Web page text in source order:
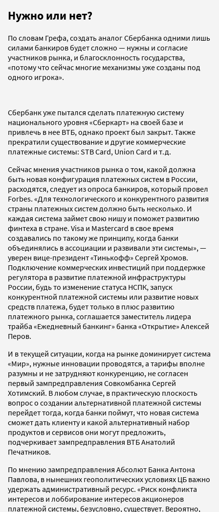
Нужно или нет?
По словам Грефа, создать аналог Сбербанка одними лишь
силами банкиров будет сложно — нужны и согласие
участников рынка, и благосклонность государства,
«потому что сейчас многие механизмы уже созданы под
одного игрока».
Сбербанк уже пытался сделать платежную систему
национального уровня «Сберкарт» на своей базе и
привлечь в нее ВТБ, однако проект был закрыт. Также
прекратили существование и другие коммерческие
платежные системы: STB Card, Union Card и т.д.
Сейчас мнения участников рынка о том, какой должна
быть новая конфигурация платежных систем в России,
расходятся, следует из опроса банкиров, который провел
Forbes. «Для технологического и конкурентного развития
страны платежных систем должно быть несколько. И
каждая система займет свою нишу и поможет развитию
финтеха в стране. Visa и Mastercard в свое время
создавались по такому же принципу, когда банки
объединялись в ассоциации и развивали эти системы», —
уверен вице-президент «Тинькофф» Сергей Хромов.
Подключение коммерческих инвестиций при поддержке
регулятора в развитие платежной инфраструктуры
России, будь то изменение статуса НСПК, запуск
конкурентной платежной системы или развитие новых
средств платежа, будет только в плюс развитию
платежного рынка, соглашается заместитель лидера
трайба «Ежедневный банкинг» банка «Открытие» Алексей
Перов.
И в текущей ситуации, когда на рынке доминирует система
«Мир», нужные инновации проводятся, а тарифы вполне
разумны и не затрудняют конкуренцию, не согласен
первый зампредправления Совкомбанка Сергей
Хотимский. В любом случае, в практическую плоскость
вопрос о создании альтернативной платежной системы
перейдет тогда, когда банки поймут, что новая система
сможет дать клиенту и какой альтернативный набор
продуктов и сервисов они могут предложить,
подчеркивает зампредправления ВТБ Анатолий
Печатников.
По мнению зампредправления Абсолют Банка Антона
Павлова, в нынешних геополитических условиях ЦБ важно
удержать административный ресурс. «Риск конфликта
интересов и лоббирование интересов акционеров
платежной системы, безусловно, существует. Вероятно,